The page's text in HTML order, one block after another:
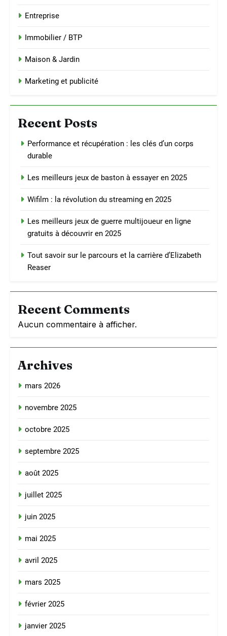
Entreprise
Immobilier / BTP
Maison & Jardin
Marketing et publicité
Recent Posts
Performance et récupération : les clés d’un corps
durable
Les meilleurs jeux de baston à essayer en 2025
Wifilm : la révolution du streaming en 2025
Les meilleurs jeux de guerre multijoueur en ligne
gratuits à découvrir en 2025
Tout savoir sur le parcours et la carrière d’Elizabeth
Reaser
Recent Comments
Aucun commentaire à afficher.
Archives
mars 2026
novembre 2025
octobre 2025
septembre 2025
août 2025
juillet 2025
juin 2025
mai 2025
avril 2025
mars 2025
février 2025
janvier 2025